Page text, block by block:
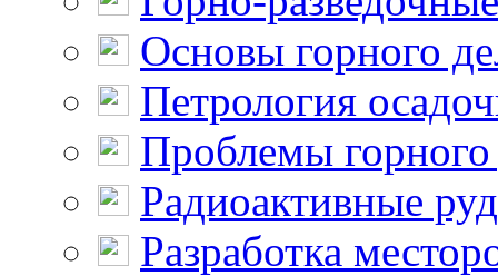
Основы горного
Петрология
Проблемы горного
Радиоактивные
Разработка